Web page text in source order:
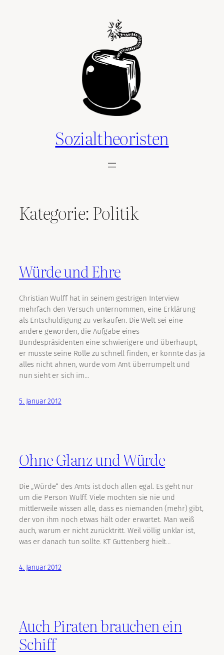
Sozialtheoristen
Kategorie: Politik
Würde und Ehre
Christian Wulff hat in seinem gestrigen Interview
mehrfach den Versuch unternommen, eine Erklärung
als Entschuldigung zu verkaufen. Die Welt sei eine
andere geworden, die Aufgabe eines
Bundespräsidenten eine schwierigere und überhaupt,
er musste seine Rolle zu schnell finden, er konnte das ja
alles nicht ahnen, wurde vom Amt überrumpelt und
nun sieht er sich im…
5. Januar 2012
Ohne Glanz und Würde
Die „Würde“ des Amts ist doch allen egal. Es geht nur
um die Person Wulff. Viele mochten sie nie und
mittlerweile wissen alle, dass es niemanden (mehr) gibt,
der von ihm noch etwas hält oder erwartet. Man weiß
auch, warum er nicht zurücktritt. Weil völlig unklar ist,
was er danach tun sollte. KT Guttenberg hielt…
4. Januar 2012
Auch Piraten brauchen ein
Schiff